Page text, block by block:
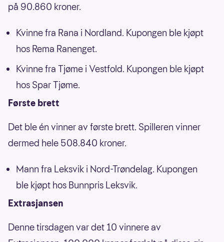
på 90.860 kroner.
Kvinne fra Rana i Nordland. Kupongen ble kjøpt
hos Rema Ranenget.
Kvinne fra Tjøme i Vestfold. Kupongen ble kjøpt
hos Spar Tjøme.
Første brett
Det ble én vinner av første brett. Spilleren vinner
dermed hele 508.840 kroner.
Mann fra Leksvik i Nord-Trøndelag. Kupongen
ble kjøpt hos Bunnpris Leksvik.
Extrasjansen
Denne tirsdagen var det 10 vinnere av